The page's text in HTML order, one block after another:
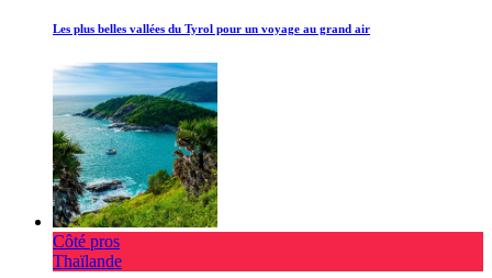
Les plus belles vallées du Tyrol pour un voyage au grand air
Côté pros
Thaïlande